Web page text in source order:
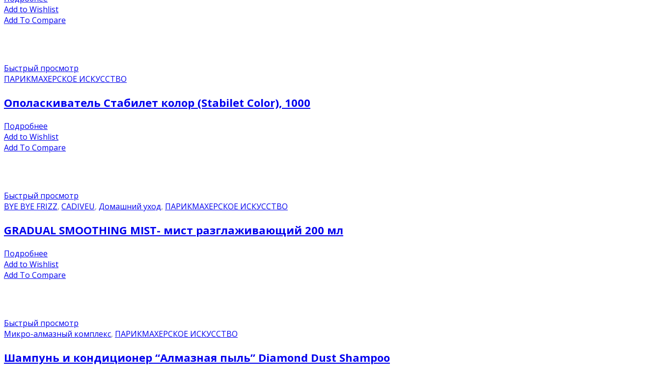
Add to Wishlist
Add To Compare
Быстрый просмотр
ПАРИКМАХЕРСКОЕ ИСКУССТВО
Ополаскиватель Стабилет колор (Stabilet Color), 1000
Подробнее
Add to Wishlist
Add To Compare
Быстрый просмотр
BYE BYE FRIZZ, CADIVEU, Домашний уход, ПАРИКМАХЕРСКОЕ ИСКУССТВО
GRADUAL SMOOTHING MIST- мист разглаживающий 200 мл
Подробнее
Add to Wishlist
Add To Compare
Быстрый просмотр
Микро-алмазный комплекс, ПАРИКМАХЕРСКОЕ ИСКУССТВО
Шампунь и кондиционер “Алмазная пыль” Diamond Dust Shampoo